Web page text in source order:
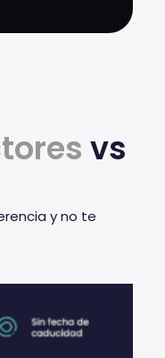
vs
y no te